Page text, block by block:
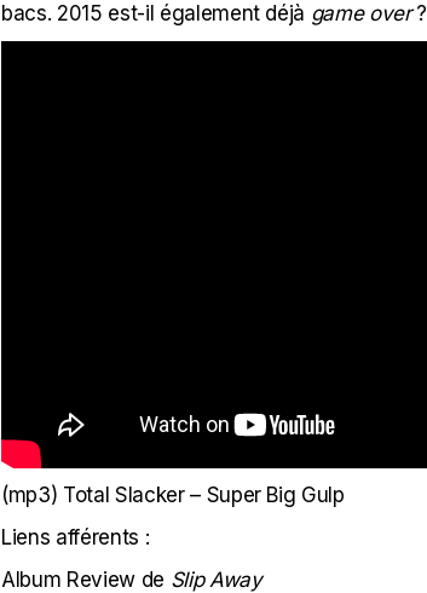
bacs. 2015 est-il également déjà game over?
(mp3) Total Slacker – Super Big Gulp
Liens afférents :
Album Review de Slip Away